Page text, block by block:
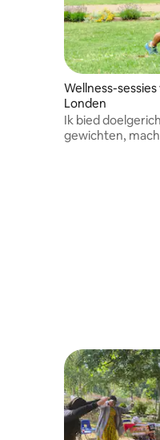
Wellness-
Londen
Ik bied
gewichten,